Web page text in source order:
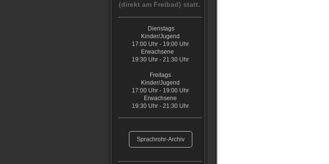
(direkt am Freibad) statt.
Dienstags
Kinder/Jugend
17:00 Uhr - 19:00 Uhr
Erwachsene
19:30 Uhr - 21:30 Uhr
Freitags
Kinder/Jugend
17:00 Uhr - 19:00 Uhr
Erwachsene
19:30 Uhr - 21:30 Uhr
Sprachrohr-Archiv